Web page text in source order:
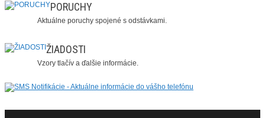
PORUCHY
Aktuálne poruchy spojené s odstávkami.
ŽIADOSTI
Vzory tlačív a ďalšie informácie.